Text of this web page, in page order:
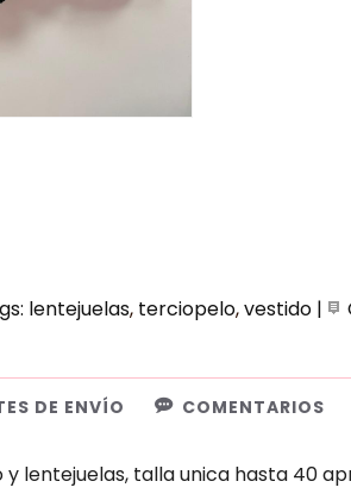
lentejuelas terciopelo vestido |
DE ENVÍO COMENTARIOS
lentejuelas, talla unica hasta 40